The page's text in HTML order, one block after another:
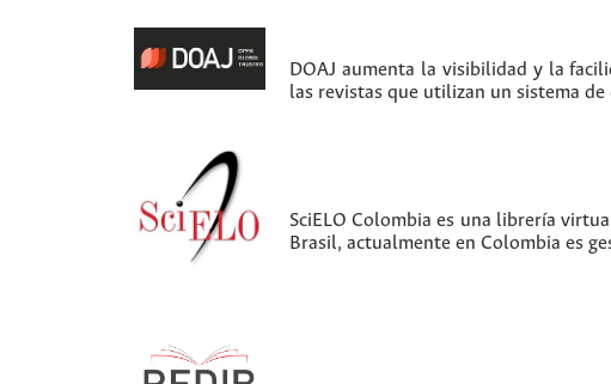
DOAJ aumenta la visibilidad y la
las revistas que utilizan un sistema
SciELO Colombia es una librería
Brasil, actualmente en Colombia es